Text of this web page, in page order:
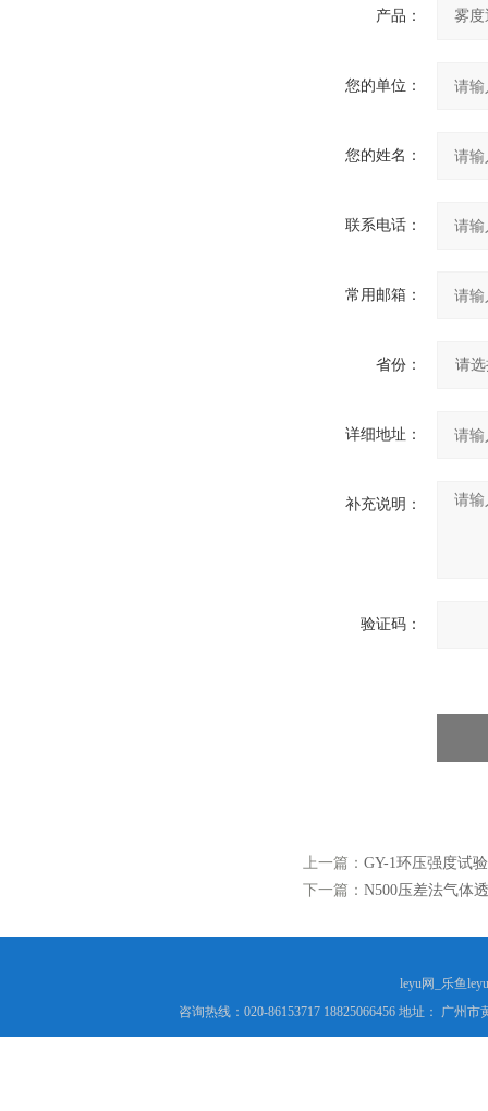
产品：
您的单位：
您的姓名：
联系电话：
常用邮箱：
省份：
详细地址：
补充说明：
验证码：
上一篇： GY-1环压强度试
下一篇： N500压差法气体
leyu网_乐鱼
咨询热线：020-86153717 18825066456 地址： 广州